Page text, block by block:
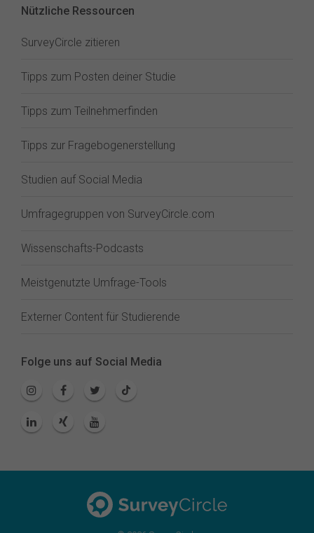
Nützliche Ressourcen
SurveyCircle zitieren
Tipps zum Posten deiner Studie
Tipps zum Teilnehmerfinden
Tipps zur Fragebogenerstellung
Studien auf Social Media
Umfragegruppen von SurveyCircle.com
Wissenschafts-Podcasts
Meistgenutzte Umfrage-Tools
Externer Content für Studierende
Folge uns auf Social Media